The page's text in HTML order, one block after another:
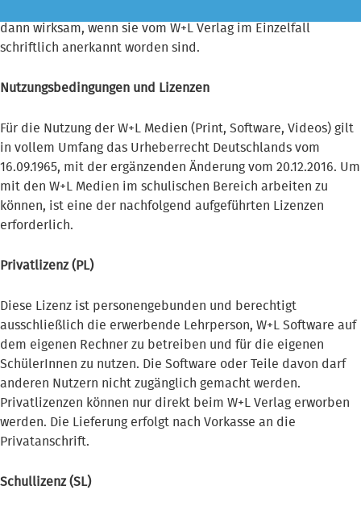
dann wirksam, wenn sie vom W+L Verlag im Einzelfall
schriftlich anerkannt worden sind.
Nutzungsbedingungen und Lizenzen
Für die Nutzung der W+L Medien (Print, Software, Videos) gilt
in vollem Umfang das Urheberrecht Deutschlands vom
16.09.1965, mit der ergänzenden Änderung vom 20.12.2016. Um
mit den W+L Medien im schulischen Bereich arbeiten zu
können, ist eine der nachfolgend aufgeführten Lizenzen
erforderlich.
Privatlizenz (PL)
Diese Lizenz ist personengebunden und berechtigt
ausschließlich die erwerbende Lehrperson, W+L Software auf
dem eigenen Rechner zu betreiben und für die eigenen
SchülerInnen zu nutzen. Die Software oder Teile davon darf
anderen Nutzern nicht zugänglich gemacht werden.
Privatlizenzen können nur direkt beim W+L Verlag erworben
werden. Die Lieferung erfolgt nach Vorkasse an die
Privatanschrift.
Schullizenz (SL)